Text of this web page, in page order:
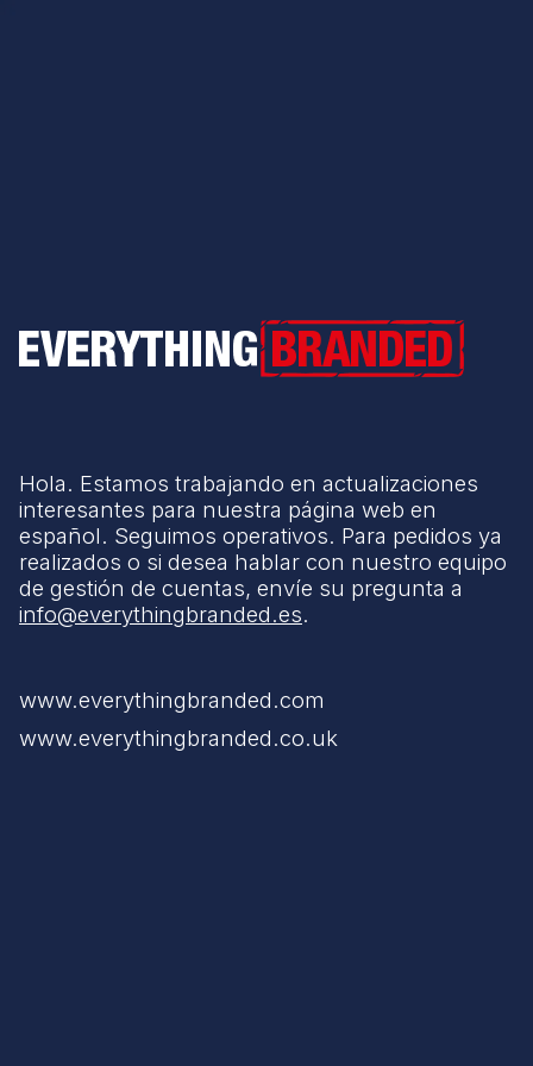
Everything Branded
Hola. Estamos trabajando en actualizaciones
interesantes para nuestra página web en
español. Seguimos operativos. Para pedidos ya
realizados o si desea hablar con nuestro equipo
de gestión de cuentas, envíe su pregunta a
info@everythingbranded.es.
www.everythingbranded.com
www.everythingbranded.co.uk